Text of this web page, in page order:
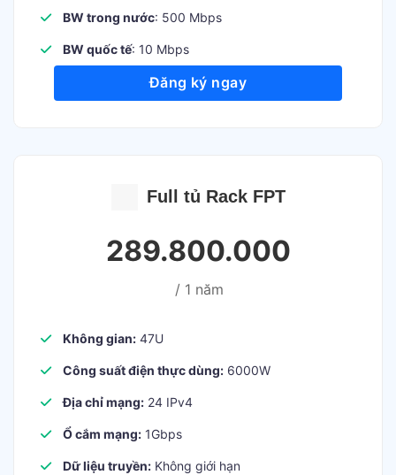
BW trong nước: 500 Mbps
BW quốc tế: 10 Mbps
Đăng ký ngay
Full tủ Rack FPT
289.800.000
/ 1 năm
Không gian: 47U
Công suất điện thực dùng: 6000W
Địa chỉ mạng: 24 IPv4
Ổ cắm mạng: 1Gbps
Dữ liệu truyền: Không giới hạn